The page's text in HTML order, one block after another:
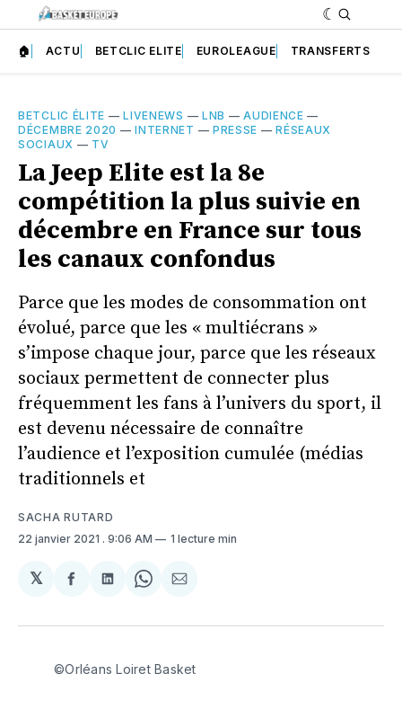
🏠 ACTU BETCLIC ELITE EUROLEAGUE TRANSFERTS
BETCLIC ÉLITE —LIVENEWS — LNB —AUDIENCE —
DÉCEMBRE 2020 —INTERNET — PRESSE —RÉSEAUX
SOCIAUX — TV
La Jeep Elite est la 8e
compétition la plus suivie en
décembre en France sur tous
les canaux confondus
Parce que les modes de consommation ont
évolué, parce que les « multiécrans »
s’impose chaque jour, parce que les réseaux
sociaux permettent de connecter plus
fréquemment les fans à l’univers du sport, il
est devenu nécessaire de connaître
l’audience et l’exposition cumulée (médias
traditionnels et
SACHA RUTARD
22 janvier 2021 . 9:06 AM 1 lecture min
𝕏
Partager
Facebook
Partager
LinkedIn
Share
WhatsApp
Partager
Courriel
©Orléans Loiret Basket